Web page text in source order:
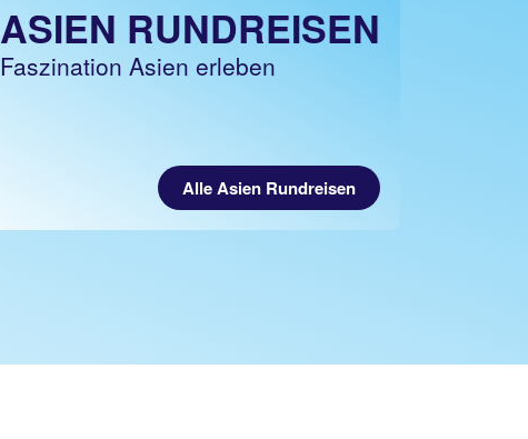
ASIEN RUNDREISEN
Faszination Asien erleben
Alle Asien Rundreisen